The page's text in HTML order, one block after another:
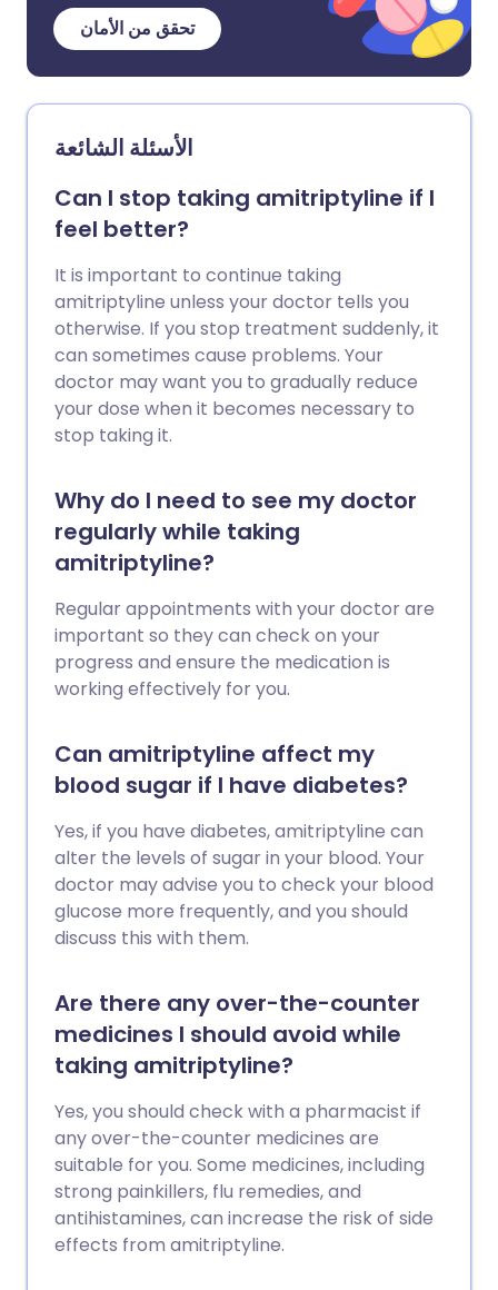
تحقق من الأمان
الأسئلة الشائعة
Can I stop taking amitriptyline if I
feel better?
It is important to continue taking
amitriptyline unless your doctor tells you
otherwise. If you stop treatment suddenly, it
can sometimes cause problems. Your
doctor may want you to gradually reduce
your dose when it becomes necessary to
stop taking it.
Why do I need to see my doctor
regularly while taking
amitriptyline?
Regular appointments with your doctor are
important so they can check on your
progress and ensure the medication is
working effectively for you.
Can amitriptyline affect my
blood sugar if I have diabetes?
Yes, if you have diabetes, amitriptyline can
alter the levels of sugar in your blood. Your
doctor may advise you to check your blood
glucose more frequently, and you should
discuss this with them.
Are there any over-the-counter
medicines I should avoid while
taking amitriptyline?
Yes, you should check with a pharmacist if
any over-the-counter medicines are
suitable for you. Some medicines, including
strong painkillers, flu remedies, and
antihistamines, can increase the risk of side
effects from amitriptyline.